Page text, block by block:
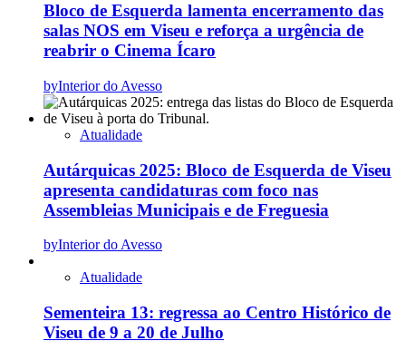
Bloco de Esquerda lamenta encerramento das
salas NOS em Viseu e reforça a urgência de
reabrir o Cinema Ícaro
byInterior do Avesso
Atualidade
Autárquicas 2025: Bloco de Esquerda de Viseu
apresenta candidaturas com foco nas
Assembleias Municipais e de Freguesia
byInterior do Avesso
Atualidade
Sementeira 13: regressa ao Centro Histórico de
Viseu de 9 a 20 de Julho